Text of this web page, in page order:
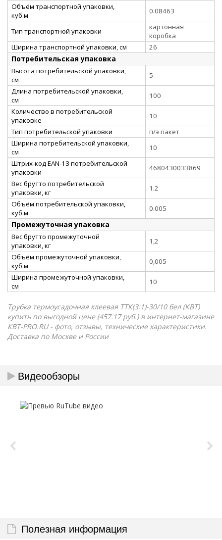
Объём транспортной упаковки,
куб.м
0.08463
Тип транспортной упаковки
картонная
коробка
Ширина транспортной упаковки, см
26
Потребительская упаковка
Высота потребительской упаковки,
см
5
Длина потребительской упаковки,
см
100
Количество в потребительской
упаковке
10
Тип потребительской упаковки
п/э пакет
Ширина потребительской упаковки,
см
10
Штрих-код EAN-13 потребительской
упаковки
4680430033869
Вес брутто потребительской
упаковки, кг
1.2
Объём потребительской упаковки,
куб.м
0.005
Промежуточная упаковка
Вес брутто промежуточной
упаковки, кг
1,2
Объём промежуточной упаковки,
куб.м
0,005
Ширина промежуточной упаковки,
см
10
Трубка термоусадочная клеевая ТТК(3:1)-30/10 бел (КВТ)
купить по выгодной цене (457.17 руб.) в интернет-магазине
КВТ-PRO.RU - фото, отзывы, технические характеристики.
Доставка по Москве и России
Видеообзоры
Полезная информация